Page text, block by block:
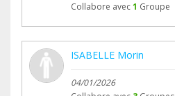
Collabore avec1 Groupe
ISABELLE Morin
04/01/2026